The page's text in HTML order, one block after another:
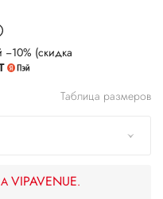
−10% (скидка
Таблица размеров
VIPAVENUE.